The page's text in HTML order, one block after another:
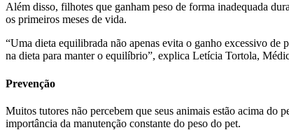
Além disso, filhotes que ganham peso de forma inadequada
os primeiros meses de vida.
“Uma dieta equilibrada não apenas evita o ganho excessivo de
na dieta para manter o equilíbrio”, explica Letícia Tortola,
Prevenção
Muitos tutores não percebem que seus animais estão acima do
importância da manutenção constante do peso do pet.